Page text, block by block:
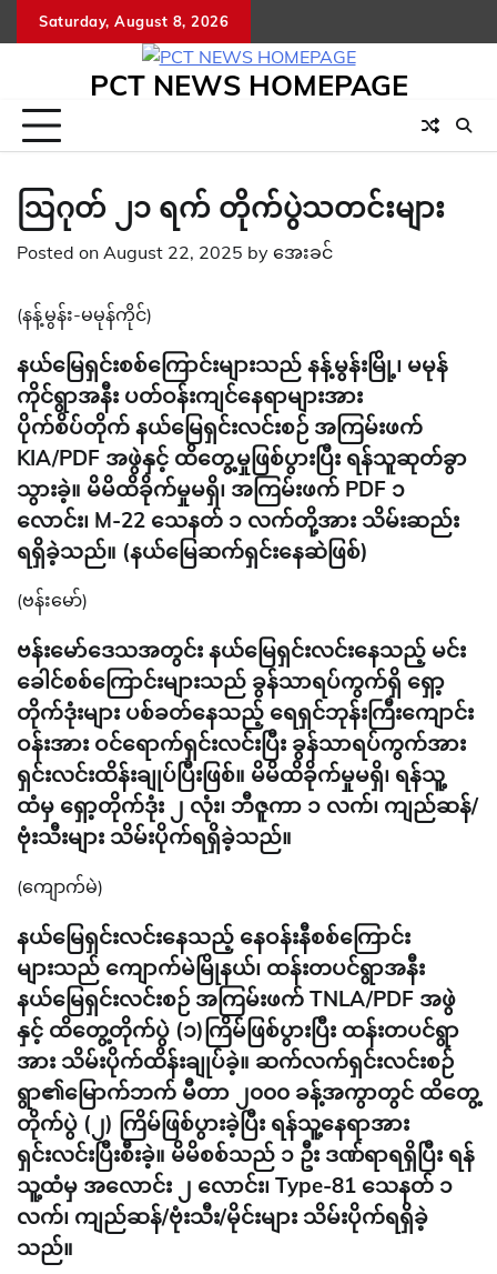
to
Saturday, August 8, 2026
PCT NEWS HOMEPAGE
ဩဂုတ် ၂၁ ရက် တိုက်ပွဲသတင်းများ
Posted on August 22, 2025 by အေးခင်
(နန့်မွန်း-မမုန်ကိုင်)
နယ်မြေရှင်းစစ်ကြောင်းများသည် နန့်မွန်းမြို့၊ မမုန်
ကိုင်ရွာအနီး ပတ်ဝန်းကျင်နေရာများအား
ပိုက်စိပ်တိုက် နယ်မြေရှင်းလင်းစဉ် အကြမ်းဖက်
KIA/PDF အဖွဲနှင့် ထိတွေ့မှုဖြစ်ပွားပြီး ရန်သူဆုတ်ခွာ
သွားခဲ့။ မိမိထိခိုက်မှုမရှိ၊ အကြမ်းဖက် PDF ၁
လောင်း၊ M-22 သေနတ် ၁ လက်တို့အား သိမ်းဆည်း
ရရှိခဲ့သည်။ (နယ်မြေဆက်ရှင်းနေဆဲဖြစ်)
(ဗန်းမော်)
ဗန်းမော်ဒေသအတွင်း နယ်မြေရှင်းလင်းနေသည့် မင်း
ခေါင်စစ်ကြောင်းများသည် ခွန်သာရပ်ကွက်ရှိ ရှော့
တိုက်ဒုံးများ ပစ်ခတ်နေသည့် ရေရှင်ဘုန်းကြီးကျောင်း
ဝန်းအား ဝင်ရောက်ရှင်းလင်းပြီး ခွန်သာရပ်ကွက်အား
ရှင်းလင်းထိန်းချုပ်ပြီးဖြစ်။ မိမိထိခိုက်မှုမရှိ၊ ရန်သူ့
ထံမှ ရှော့တိုက်ဒုံး ၂ လုံး၊ ဘီဇူကာ ၁ လက်၊ ကျည်ဆန်/
ဗုံးသီးများ သိမ်းပိုက်ရရှိခဲ့သည်။
(ကျောက်မဲ)
နယ်မြေရှင်းလင်းနေသည့် နေဝန်းနီစစ်ကြောင်း
များသည် ကျောက်မဲမြိုနယ်၊ ထန်းတပင်ရွာအနီး
နယ်မြေရှင်းလင်းစဉ် အကြမ်းဖက် TNLA/PDF အဖွဲ
နှင့် ထိတွေ့တိုက်ပွဲ (၁)ကြိမ်ဖြစ်ပွားပြီး ထန်းတပင်ရွာ
အား သိမ်းပိုက်ထိန်းချုပ်ခဲ့။ ဆက်လက်ရှင်းလင်းစဉ်
ရွာ၏မြောက်ဘက် မီတာ ၂၀၀၀ ခန့်အကွာတွင် ထိတွေ့
တိုက်ပွဲ (၂) ကြိမ်ဖြစ်ပွားခဲ့ပြီး ရန်သူ့နေရာအား
ရှင်းလင်းပြီးစီးခဲ့။ မိမိစစ်သည် ၁ ဦး ဒဏ်ရာရရှိပြီး ရန်
သူ့ထံမှ အလောင်း ၂ လောင်း၊ Type-81 သေနတ် ၁
လက်၊ ကျည်ဆန်/ဗုံးသီး/မိုင်းများ သိမ်းပိုက်ရရှိခဲ့
သည်။